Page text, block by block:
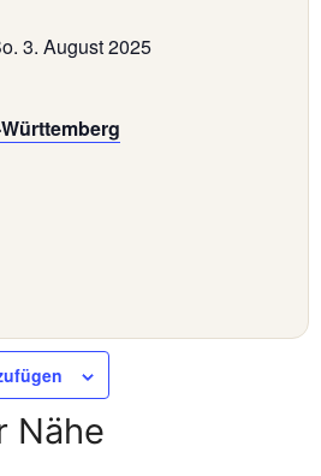
3. August 2025
Nähe